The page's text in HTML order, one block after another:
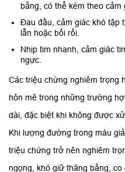
bằng, có thể kèm theo cảm
Đau đầu, cảm giác khó tập
lẫn hoặc bối rối.​
Nhịp tim nhanh, cảm giác
ngực.​
Các triệu chứng nghiêm trọng
hôn mê trong những trường
dài, đặc biệt khi không được
Khi lượng đường trong máu
triệu chứng trở nên nghiêm
ngọng, khó giữ thăng bằng, co